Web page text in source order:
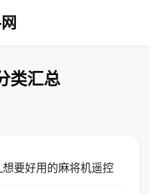
类汇总
要好用的麻将机遥控